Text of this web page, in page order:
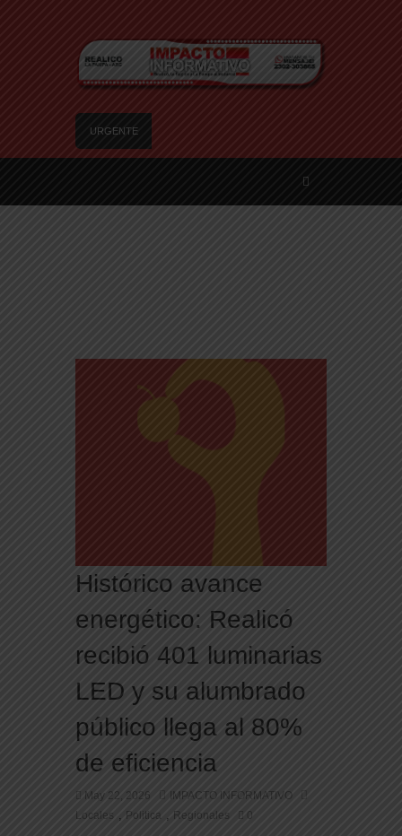
URGENTE
historia de amor: «Hoy, por fin, podemos dejar de
escondernos»
Histórico avance
energético: Realicó
recibió 401 luminarias
LED y su alumbrado
público llega al 80%
de eficiencia
May 22, 2026
IMPACTO INFORMATIVO
Locales , Politica , Regionales 0